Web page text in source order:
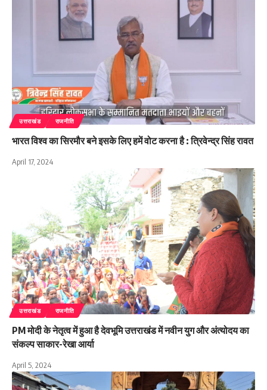
उत्तराखंड राजनीति
भारत विश्व का सिरमौर बने इसके लिए हमें वोट करना है : त्रिवेन्द्र सिंह रावत
April 17, 2024
उत्तराखंड राजनीति
PM मोदी के नेतृत्व में हुआ है देवभूमि उत्तराखंड में नवीन युग और अंत्योदय का
संकल्प साकार-रेखा आर्या
April 5, 2024